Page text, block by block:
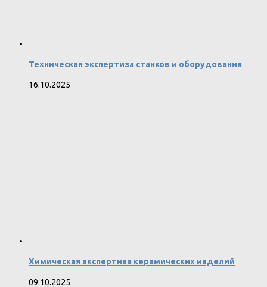
Техническая экспертиза станков и оборудования
16.10.2025
Химическая экспертиза керамических изделий
09.10.2025